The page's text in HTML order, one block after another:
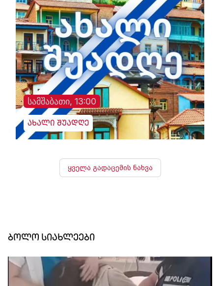
სამშაბათი, 13:00
ახალი შუადღე
ყველა გადაცემის ნახვა
ბოლო სიახლეები